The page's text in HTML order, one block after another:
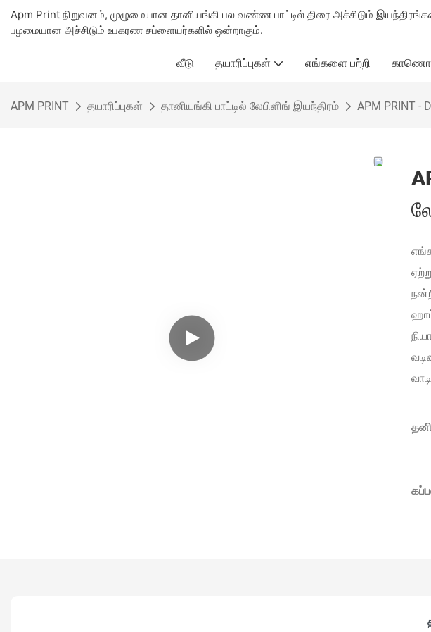
Apm Print நிறுவனம், முழுமையான தானியங்கி பல வண்ண பாட்டில் திரை அச்சிடும்
பழமையான அச்சிடும் உபகரண சப்ளையர்களில் ஒன்றாகும்.
வீடு தயாரிப்புகள் எங்களை பற்றி
APM PRINT தயாரிப்புகள் தானியங்கி பாட்டில் லேபிளிங் இயந்திரம் APM PRINT